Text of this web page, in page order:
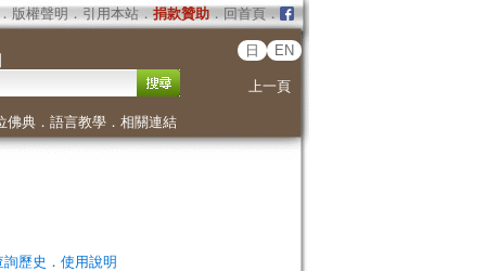
版權聲明 ． 引用本站． 捐款贊助．回首頁．
｜
日 EN
上一頁
佛典． 語言教學． 相關連結
詢歷史 ． 使用說明